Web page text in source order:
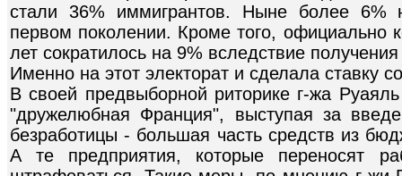
стали 36% иммигрантов. Ныне более 6%
первом поколении. Кроме того, официально
лет сократилось на 9% вследствие
Именно на этот электорат и сделала ставку
В своей предвыборной риторике г-жа
"дружелюбная Франция", выступая за
безработицы - большая часть средств из
А те предприятия, которые переносят